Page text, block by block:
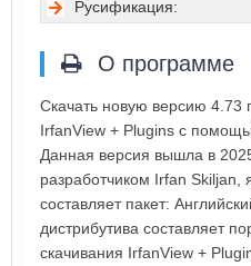
Русификация:
О программе
Скачать новую версию 4.73
IrfanView + Plugins с
Данная версия вышла в
разработчиком Irfan Skiljan,
составляет пакет:
дистрибутива составляет
скачивания IrfanView +